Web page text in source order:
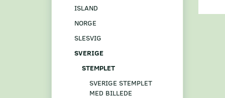
ISLAND
NORGE
SLESVIG
SVERIGE
STEMPLET
SVERIGE STEMPLET
MED BILLEDE